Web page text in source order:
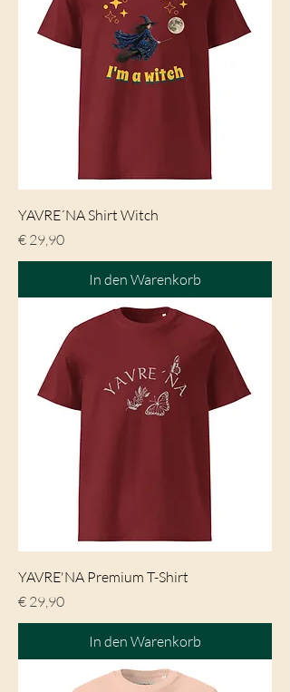
YAVRE´NA Shirt Witch
Preis
€ 29,90
In den Warenkorb
YAVRE'NA Premium T-Shirt
Preis
€ 29,90
In den Warenkorb